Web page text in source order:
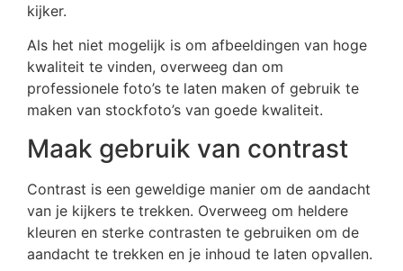
kijker.
Als het niet mogelijk is om afbeeldingen van hoge
kwaliteit te vinden, overweeg dan om
professionele foto’s te laten maken of gebruik te
maken van stockfoto’s van goede kwaliteit.
Maak gebruik van contrast
Contrast is een geweldige manier om de aandacht
van je kijkers te trekken. Overweeg om heldere
kleuren en sterke contrasten te gebruiken om de
aandacht te trekken en je inhoud te laten opvallen.